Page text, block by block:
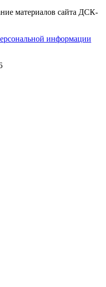
материалов сайта ДСК-
информации